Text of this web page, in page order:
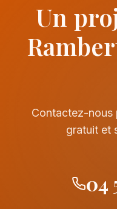
Un
Contactez-nous
gratuit et
04